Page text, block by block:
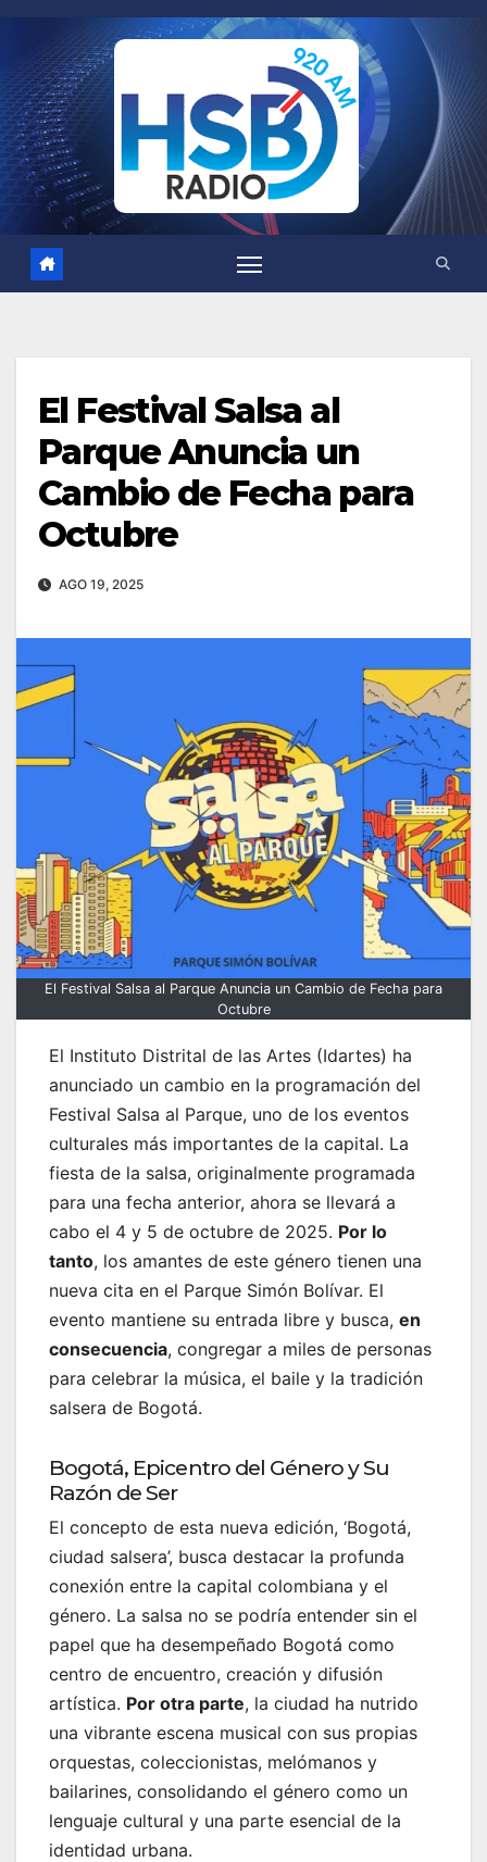
contenido
El Festival Salsa al
Parque Anuncia un
Cambio de Fecha para
Octubre
AGO 19, 2025
El Festival Salsa al Parque Anuncia un Cambio de Fecha para
Octubre
El Instituto Distrital de las Artes (Idartes) ha
anunciado un cambio en la programación del
Festival Salsa al Parque, uno de los eventos
culturales más importantes de la capital. La
fiesta de la salsa, originalmente programada
para una fecha anterior, ahora se llevará a
cabo el 4 y 5 de octubre de 2025. Por lo
tanto, los amantes de este género tienen una
nueva cita en el Parque Simón Bolívar. El
evento mantiene su entrada libre y busca, en
consecuencia, congregar a miles de personas
para celebrar la música, el baile y la tradición
salsera de Bogotá.
Bogotá, Epicentro del Género y Su
Razón de Ser
El concepto de esta nueva edición, ‘Bogotá,
ciudad salsera’, busca destacar la profunda
conexión entre la capital colombiana y el
género. La salsa no se podría entender sin el
papel que ha desempeñado Bogotá como
centro de encuentro, creación y difusión
artística. Por otra parte, la ciudad ha nutrido
una vibrante escena musical con sus propias
orquestas, coleccionistas, melómanos y
bailarines, consolidando el género como un
lenguaje cultural y una parte esencial de la
identidad urbana.